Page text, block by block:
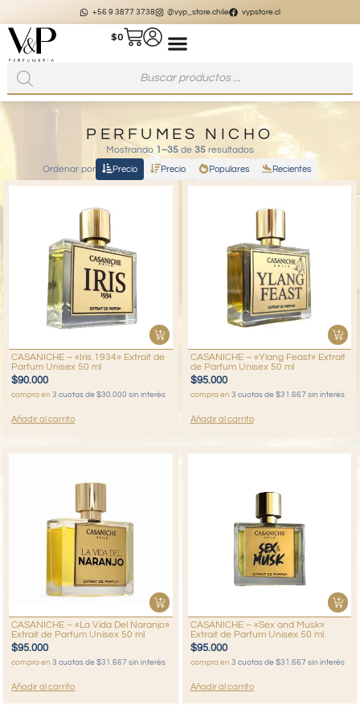
+56 9 3877 3738 @vyp_store.chile vypstore.cl
$0
PERFUMES NICHO
Mostrando 1–35 de 35 resultados
Ordenar por
Precio Precio Populares Recientes
CASANICHE – «Iris 1934» Extrait de
Parfum Unisex 50 ml
$90.000
compra en3 cuotas de $30.000 sin interés
Añadir al carrito
CASANICHE – «Ylang Feast» Extrait
de Parfum Unisex 50 ml
$95.000
compra en 3 cuotas de $31.667 sin interés
Añadir al carrito
CASANICHE – «La Vida Del Naranjo»
Extrait de Parfum Unisex 50 ml
$95.000
compra en3 cuotas de $31.667 sin interés
Añadir al carrito
CASANICHE – «Sex and Musk»
Extrait de Parfum Unisex 50 ml
$95.000
compra en 3 cuotas de $31.667 sin interés
Añadir al carrito